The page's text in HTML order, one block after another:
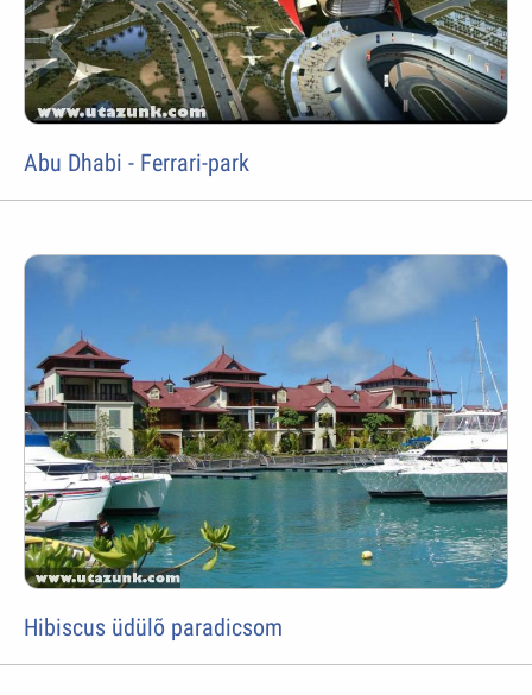
Abu Dhabi - Ferrari-park
Hibiscus üdülõ paradicsom